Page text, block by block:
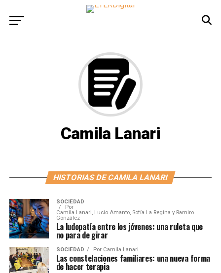
Camila Lanari
HISTORIAS DE CAMILA LANARI
SOCIEDAD
Por
Camila Lanari, Lucio Amanto, Sofía La Regina y Ramiro
González
La ludopatía entre los jóvenes: una ruleta que
no para de girar
SOCIEDAD Por Camila Lanari
Las constelaciones familiares: una nueva forma
de hacer terapia